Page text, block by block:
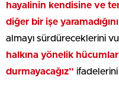
hayalinin kendisine ve
diğer bir işe
almayı sürdüreceklerini
halkına yönelik
durmayacağız” ifadelerini